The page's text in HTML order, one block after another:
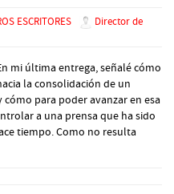
ESCRITORES
Director de
mi última entrega, señalé cómo
la consolidación de un
para poder avanzar en esa
a una prensa que ha sido
tiempo. Como no resulta